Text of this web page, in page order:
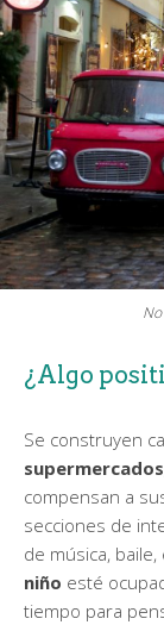
¿Algo
Se construyen
compensan a
secciones de
de música,
niño esté
tiempo para